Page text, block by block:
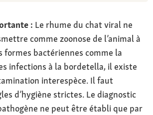
: Le rhume du chat viral ne
comme zoonose de l’animal à
formes bactériennes comme la
infections à la bordetella, il existe
interespèce. Il faut
d’hygiène strictes. Le diagnostic
ne peut être établi que par